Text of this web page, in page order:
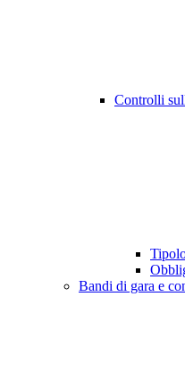
Controlli
Bandi di gara e